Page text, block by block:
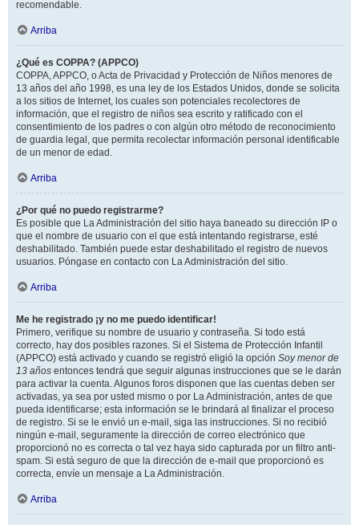
recomendable.
Arriba
¿Qué es COPPA? (APPCO)
COPPA, APPCO, o Acta de Privacidad y Protección de Niños menores de
13 años del año 1998, es una ley de los Estados Unidos, donde se solicita
a los sitios de Internet, los cuales son potenciales recolectores de
información, que el registro de niños sea escrito y ratificado con el
consentimiento de los padres o con algún otro método de reconocimiento
de guardia legal, que permita recolectar información personal identificable
de un menor de edad.
Arriba
¿Por qué no puedo registrarme?
Es posible que La Administración del sitio haya baneado su dirección IP o
que el nombre de usuario con el que está intentando registrarse, esté
deshabilitado. También puede estar deshabilitado el registro de nuevos
usuarios. Póngase en contacto con La Administración del sitio.
Arriba
Me he registrado ¡y no me puedo identificar!
Primero, verifique su nombre de usuario y contraseña. Si todo está
correcto, hay dos posibles razones. Si el Sistema de Protección Infantil
(APPCO) está activado y cuando se registró eligió la opción Soy menor de
13 años entonces tendrá que seguir algunas instrucciones que se le darán
para activar la cuenta. Algunos foros disponen que las cuentas deben ser
activadas, ya sea por usted mismo o por La Administración, antes de que
pueda identificarse; esta información se le brindará al finalizar el proceso
de registro. Si se le envió un e-mail, siga las instrucciones. Si no recibió
ningún e-mail, seguramente la dirección de correo electrónico que
proporcionó no es correcta o tal vez haya sido capturada por un filtro anti-
spam. Si está seguro de que la dirección de e-mail que proporcionó es
correcta, envíe un mensaje a La Administración.
Arriba